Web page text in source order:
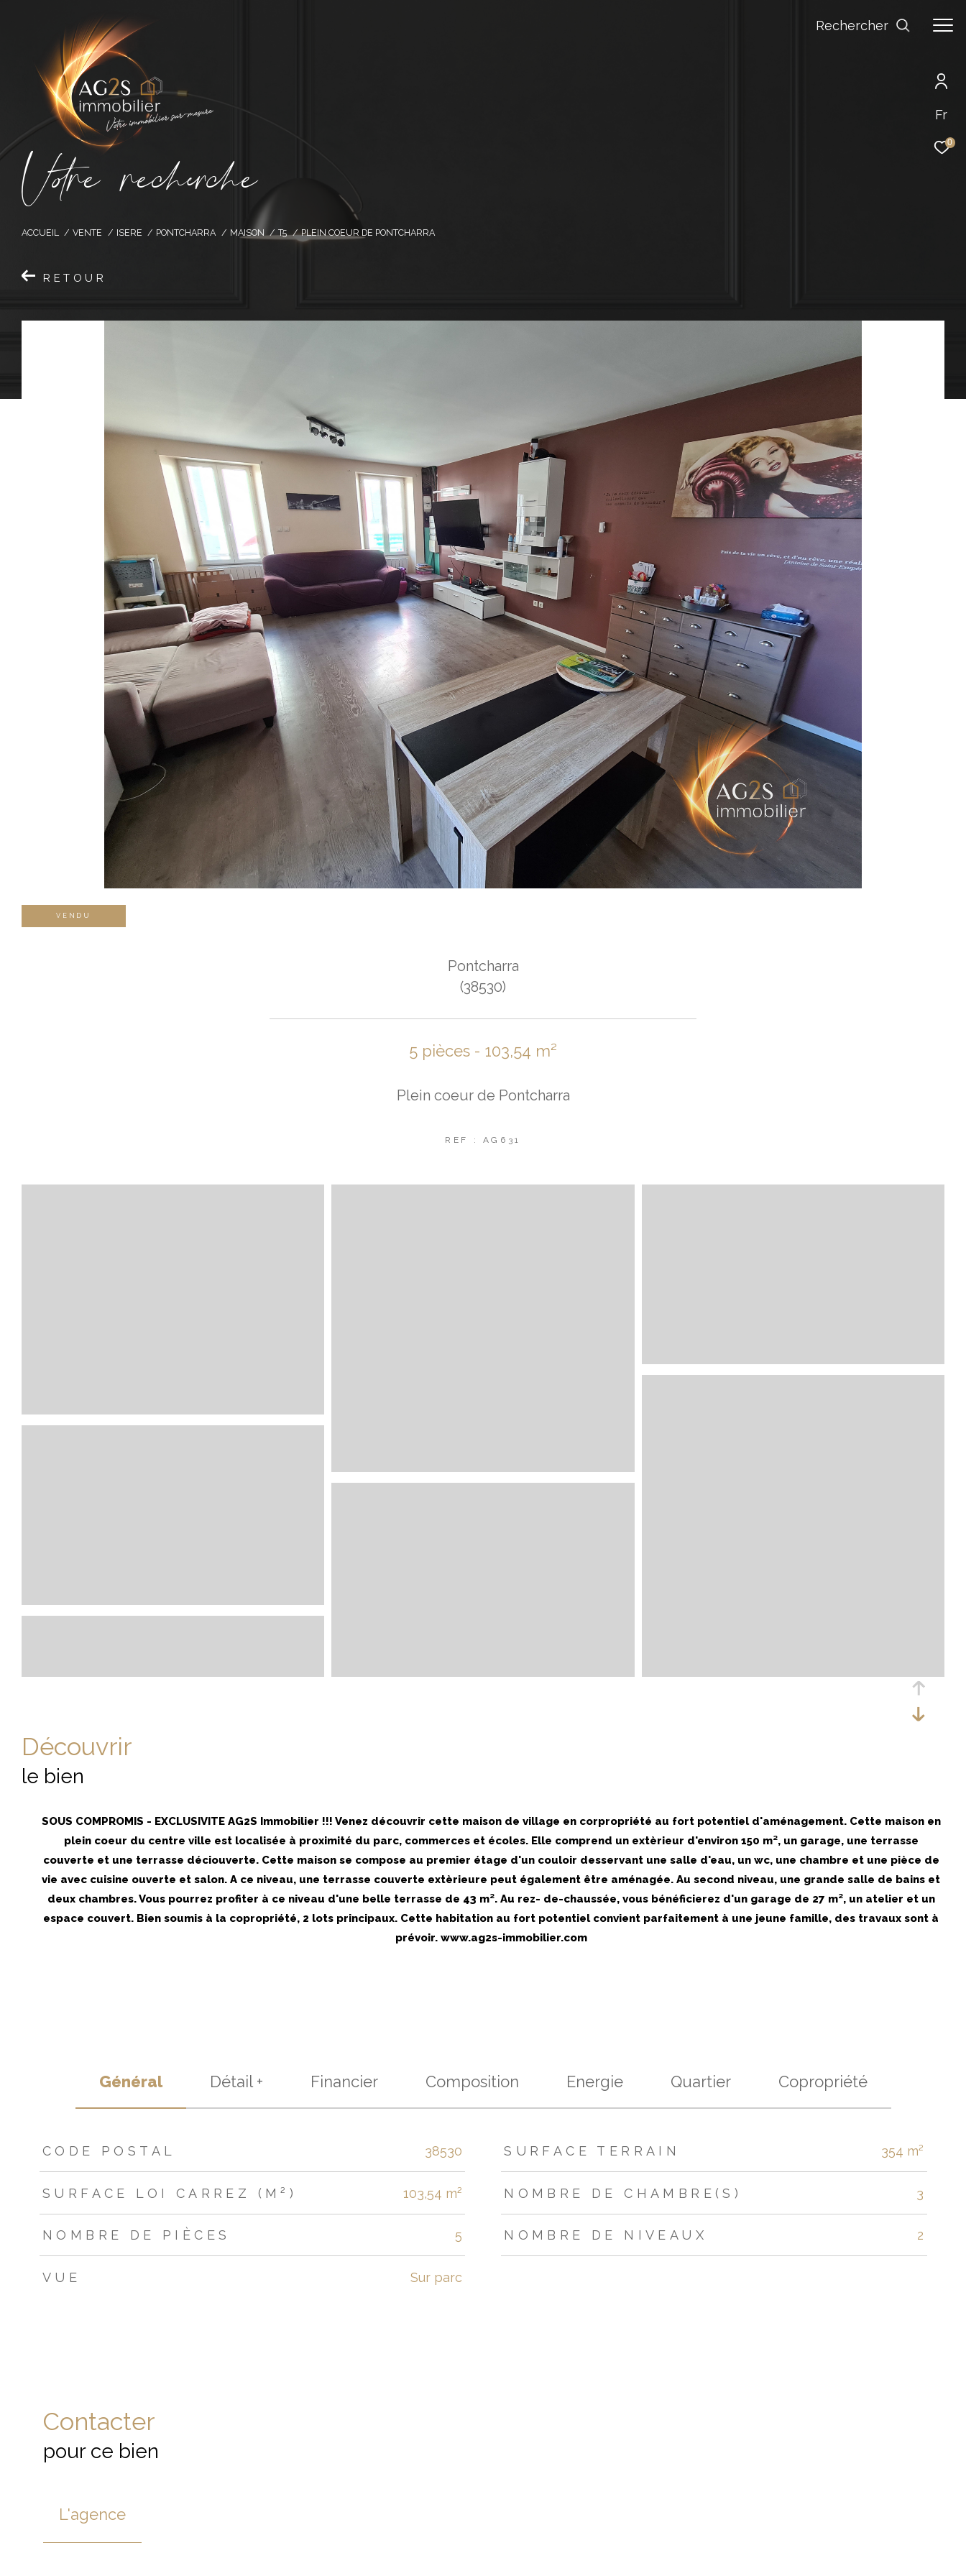
Fr
0
Rechercher
Vore recece
ACCUEIL VENTE ISERE PONTCHARRA MAISON T5 PLEIN COEUR DE PONTCHARRA
RETOUR
VENDU
Pontcharra
(38530)
5 pièces - 103,54 m²
Plein coeur de Pontcharra
REF : AG631
découvrir
le bien
SOUS COMPROMIS - EXCLUSIVITE AG2S Immobilier !!! Venez découvrir cette maison de village en corpropriété au fort potentiel d'aménagement. Cette maison en
plein coeur du centre ville est localisée à proximité du parc, commerces et écoles. Elle comprend un extèrieur d'environ 150 m², un garage, une terrasse
couverte et une terrasse déciouverte. Cette maison se compose au premier étage d'un couloir desservant une salle d'eau, un wc, une chambre et une pièce de
vie avec cuisine ouverte et salon. A ce niveau, une terrasse couverte extèrieure peut également être aménagée. Au second niveau, une grande salle de bains et
deux chambres. Vous pourrez profiter à ce niveau d'une belle terrasse de 43 m². Au rez- de-chaussée, vous bénéficierez d'un garage de 27 m², un atelier et un
espace couvert. Bien soumis à la copropriété, 2 lots principaux. Cette habitation au fort potentiel convient parfaitement à une jeune famille, des travaux sont à
prévoir. www.ag2s-immobilier.com
Général Détail + Financier Composition Energie Quartier Copropriété
TRAD_ZEPHYR_Caracteristique
CODE POSTAL 38530 SURFACE TERRAIN 354 m²
SURFACE LOI CARREZ (M²) 103,54 m² NOMBRE DE CHAMBRE(S) 3
NOMBRE DE PIÈCES 5 NOMBRE DE NIVEAUX 2
VUE Sur parc
Contacter
pour ce bien
L'agence